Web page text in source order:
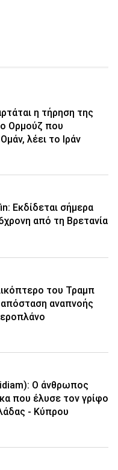
η τήρηση της
Ορμούζ που
λέει το Ιράν
Εκδίδεται σήμερα
από τη Βρετανία
του Τραμπ
αναπνοής
Ο άνθρωπος
που έλυσε τον γρίφο
- Κύπρου